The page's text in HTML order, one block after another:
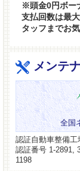
※頭金0円ボー
支払回数は最
タッフまでお
メンテ
全国
認証自動車整備工
認証番号 1-2891,
1198